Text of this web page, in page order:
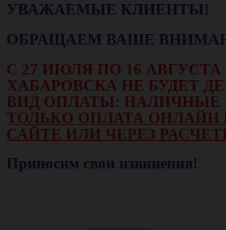
УВАЖАЕМЫЕ КЛИЕНТЫ!
ОБРАЩАЕМ ВАШЕ
С 27 ИЮЛЯ ПО 16
ХАБАРОВСКА НЕ БУДЕТ
ВИД ОПЛАТЫ: НАЛИЧНЫЕ
ТОЛЬКО ОПЛАТА
САЙТЕ ИЛИ ЧЕРЕЗ
Приносим свои извинения!